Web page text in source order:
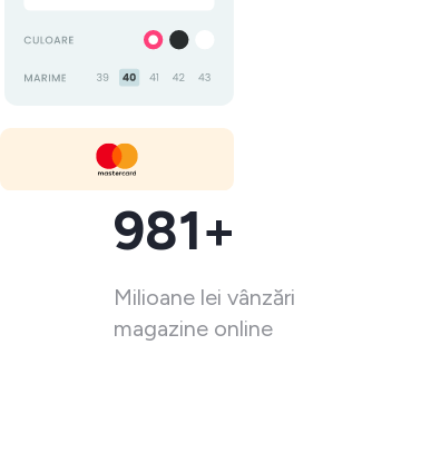
981+
Milioane lei vânzări
magazine online